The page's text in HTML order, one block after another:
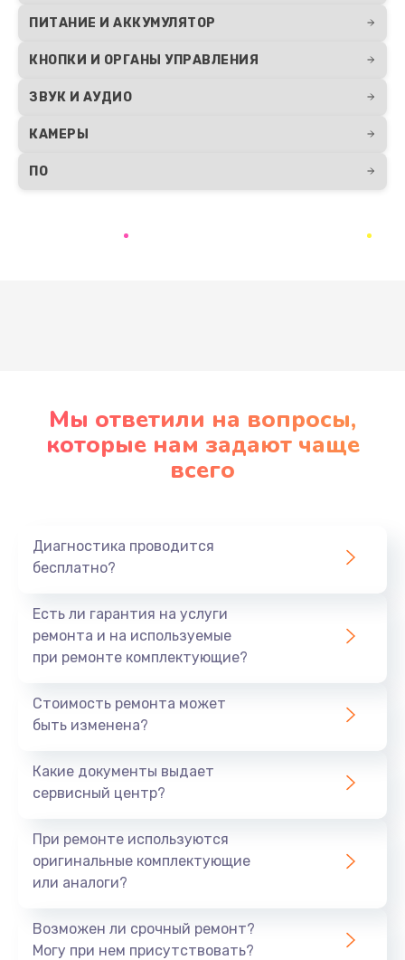
ПИТАНИЕ И АККУМУЛЯТОР
КНОПКИ И ОРГАНЫ УПРАВЛЕНИЯ
ЗВУК И АУДИО
КАМЕРЫ
ПО
Мы ответили на вопросы,
которые нам задают чаще
всего
Диагностика проводится
бесплатно?
Есть ли гарантия на услуги
ремонта и на используемые
при ремонте комплектующие?
Стоимость ремонта может
быть изменена?
Какие документы выдает
сервисный центр?
При ремонте используются
оригинальные комплектующие
или аналоги?
Возможен ли срочный ремонт?
Могу при нем присутствовать?